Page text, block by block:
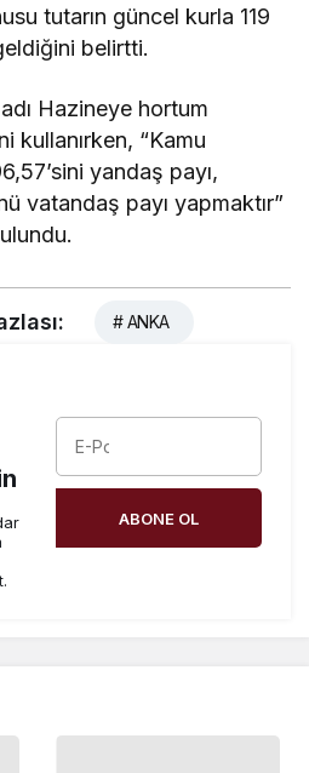
tutarın güncel kurla 119
belirtti.
Hazineye hortum
kullanırken, “Kamu
yandaş payı,
vatandaş payı yapmaktır”
# ANKA
ABONE OL